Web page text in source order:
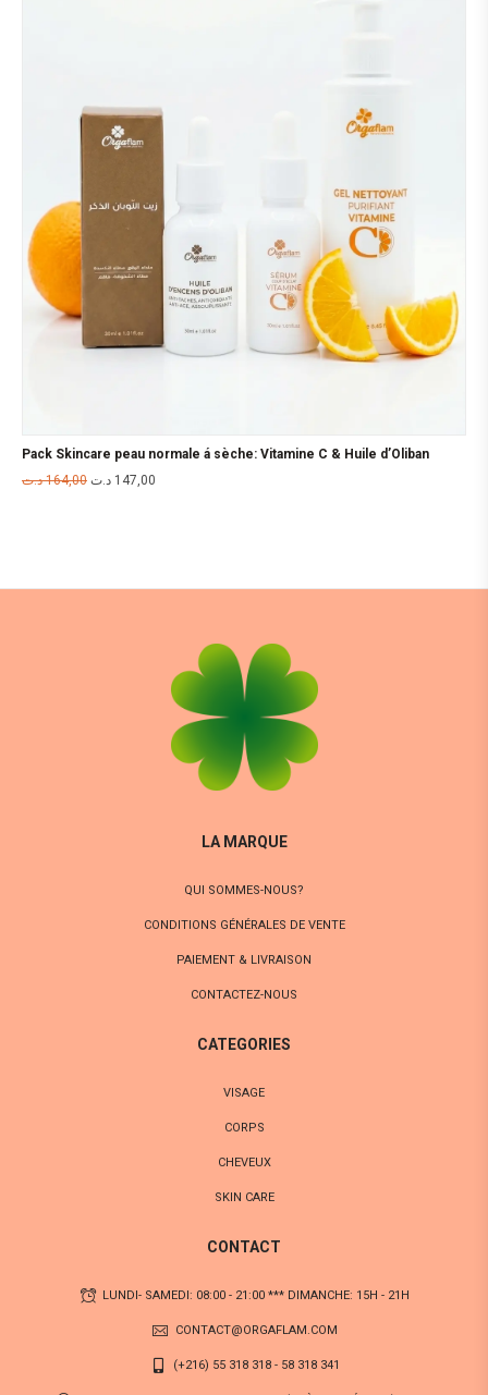
Pack Skincare peau normale á sèche: Vitamine C & Huile d’Oliban
164,00 د.ت 147,00 د.ت
LA MARQUE
QUI SOMMES-NOUS?
CONDITIONS GÉNÉRALES DE VENTE
PAIEMENT & LIVRAISON
CONTACTEZ-NOUS
CATEGORIES
VISAGE
CORPS
CHEVEUX
SKIN CARE
CONTACT
LUNDI- SAMEDI: 08:00 - 21:00 *** DIMANCHE: 15H - 21H
CONTACT@ORGAFLAM.COM
(+216) 55 318 318 - 58 318 341